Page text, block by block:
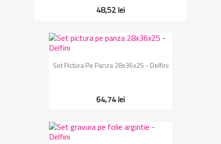
48,52 lei
Set Pictura Pe Panza 28x36x25 - Delfini
64,74 lei